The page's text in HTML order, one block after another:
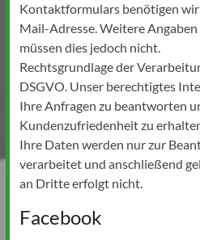
Kontaktformulars benötigen
Mail-Adresse. Weitere Angaben
müssen dies jedoch nicht.
Rechtsgrundlage der
DSGVO. Unser berechtigtes
Ihre Anfragen zu beantworten
Kundenzufriedenheit zu
Ihre Daten werden nur zur
verarbeitet und anschließend
an Dritte erfolgt nicht.
Facebook